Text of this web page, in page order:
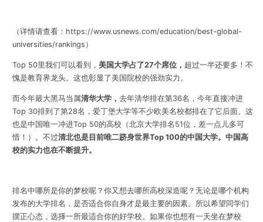
（详情请查看： https://www.usnews.com/education/best-global-
universities/rankings）
Top 50里我们可以看到， 美国大学占了27个席位， 超过一半还要多！不
愧是教育界龙头。这也彰显了美国院校的强劲实力。
而今年最大黑马当属清华大学， 去年清华排在第36名，今年直接冲进
Top 30排到了第28名，爱丁堡大学等不少欧美名校都排在了它后面。 这
也是中国唯一冲进Top 50的高校（北京大学排名51位，差一点儿多可
惜！）。不过清北也是目前唯二跻身世界Top 100的中国大学。中国高
校的实力也在不断提升。
排名中哪所是你的梦校呢？你又想去哪所高校深造呢？无论是哪个机构
发布的大学排名，是否适合你自身才是最主要的因素。所以希望同学们
摆正心态，选择一所最适合你的好学校。 如果你也想有一天坐在梦校